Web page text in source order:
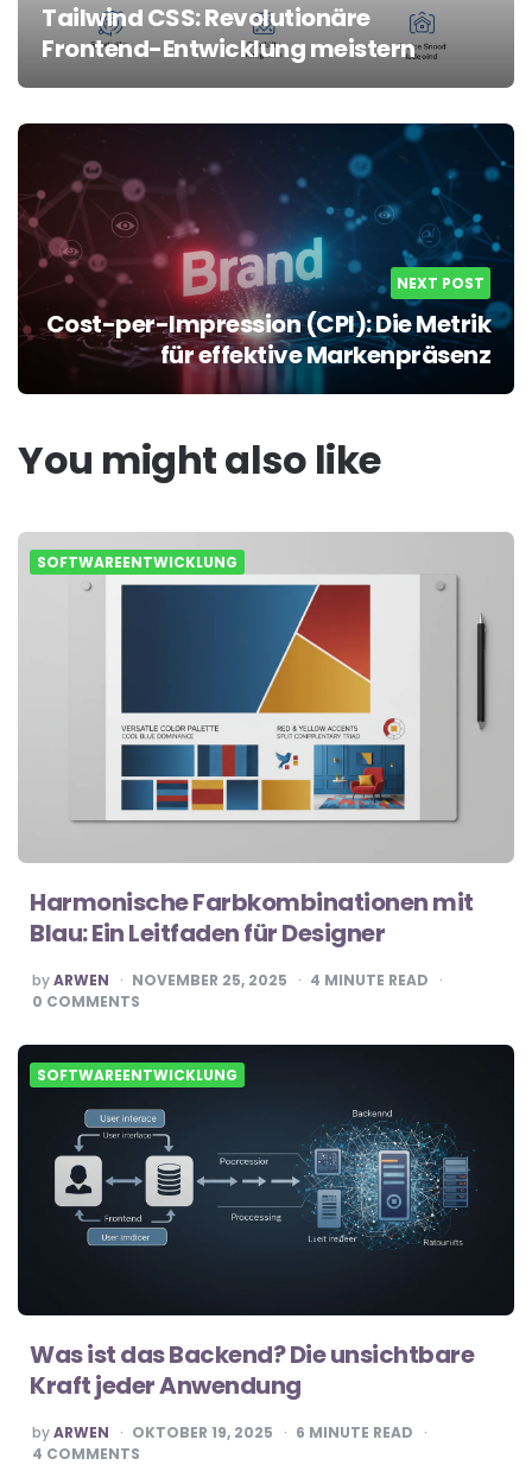
Tailwind CSS: Revolutionäre
Frontend-Entwicklung meistern
NEXT POST
Cost-per-Impression (CPI): Die Metrik
für effektive Markenpräsenz
You might also like
SOFTWAREENTWICKLUNG
Harmonische Farbkombinationen mit
Blau: Ein Leitfaden für Designer
POSTED
BY
byARWEN NOVEMBER 25, 2025 4 MINUTE READ
0 COMMENTS
SOFTWAREENTWICKLUNG
Was ist das Backend? Die unsichtbare
Kraft jeder Anwendung
POSTED
BY
byARWEN OKTOBER 19, 2025 6 MINUTE READ
4 COMMENTS